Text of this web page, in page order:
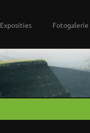
Exposities Fotogalerie